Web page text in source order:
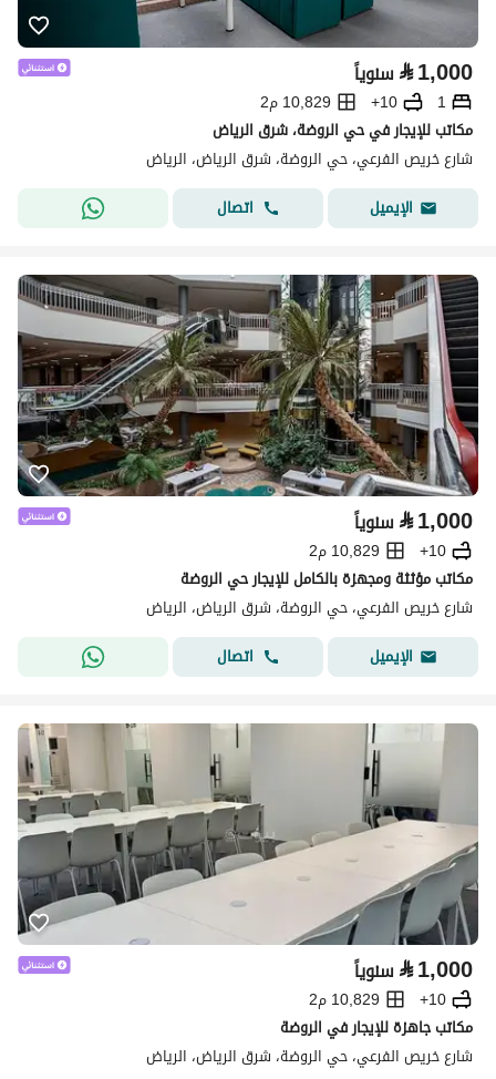
⃁1,000 سنوياً
1
10+
10,829 م2
مكاتب للإيجار في حي الروضة، شرق الرياض
شارع خريص الفرعي، حي الروضة، شرق الرياض، الرياض
الإيميل
اتصال
⃁1,000 سنوياً
10+
10,829 م2
مكاتب مؤثثة ومجهزة بالكامل للإيجار حي الروضة
شارع خريص الفرعي، حي الروضة، شرق الرياض، الرياض
الإيميل
اتصال
⃁1,000 سنوياً
10+
10,829 م2
مكاتب جاهزة للإيجار في الروضة
شارع خريص الفرعي، حي الروضة، شرق الرياض، الرياض